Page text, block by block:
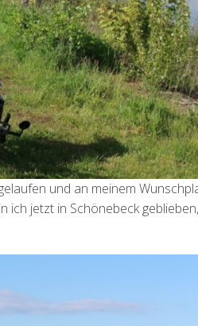
und an meinem
ich jetzt in Schönebeck